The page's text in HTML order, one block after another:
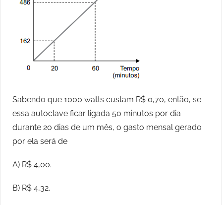
Sabendo que 1000 watts custam R$ 0,70, então, se
essa autoclave ficar ligada 50 minutos por dia
durante 20 dias de um mês, o gasto mensal gerado
por ela será de
A) R$ 4,00.
B) R$ 4,32.